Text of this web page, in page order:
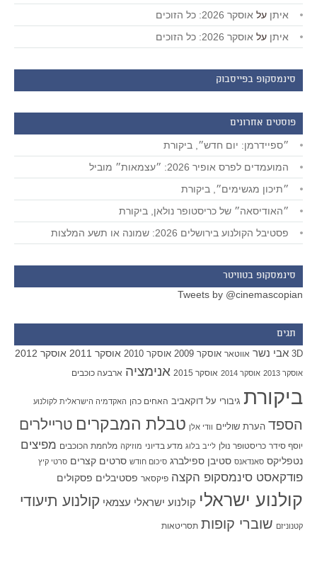
איתן על אוסקר 2026: כל הזוכים
איתן על אוסקר 2026: כל הזוכים
סינמסקופ בפייסבוק
פוסטים אחרונים
״ספיידרמן: יום חדש״, ביקורת
המועמדים לפרס אופיר 2026: ״עצמאות״ מוביל
״תיכון מגשימים״, ביקורת
״האודיסאה״ של כריסטופר נולאן, ביקורת
פסטיבל הקולנוע בירושלים 2026: שמונה או תשע המלצות
סינמסקופ בטוויטר
Tweets by @cinemascopian
תגים
3D אבי נשר אווטאר אוסקר 2009 אוסקר 2010 אוסקר 2011 אוסקר 2012
אוסקר 2013 אוסקר 2014 אוסקר 2015 אנימציה ארבעה כוכבים
ביקורת גיבורי על דוקאביב האחים כהן האקדמיה הישראלית לקולנוע
הספד הערת שוליים וודי אלן טבלת המבקרים טריילרים
יוסף סידר כריסטופר נולן לייב בלוג מדע בדיוני מוזיקה מלחמת הכוכבים מפיצים
נטפליקס סאנדאנס סטיבן ספילברג סיכום חודש סרטים קצרים סרטי קיץ
פודקאסט סינמסקופ הקצה פיקסאר פסטיבלים פסקולים
קולנוע ישראלי קולנוע ישראלי עצמאי קולנוע תיעודי
קטנוניזם שוברי קופות תסריטאות